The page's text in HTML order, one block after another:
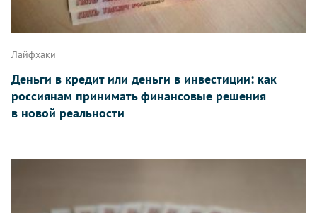
Лайфхаки
Деньги в кредит или деньги в инвестиции: как
россиянам принимать финансовые решения
в новой реальности